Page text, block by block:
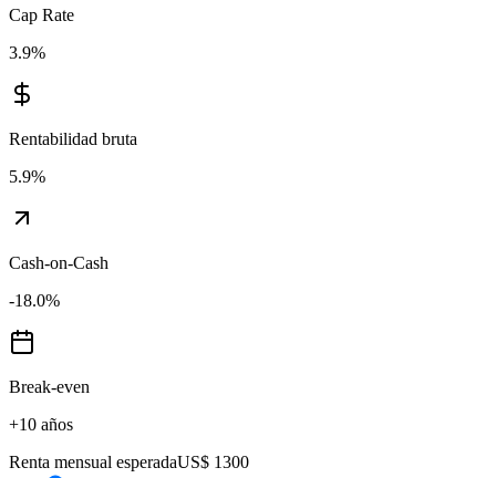
Cap Rate
3.9%
Rentabilidad bruta
5.9%
Cash-on-Cash
-18.0%
Break-even
+10 años
Renta mensual esperadaUS$ 1300